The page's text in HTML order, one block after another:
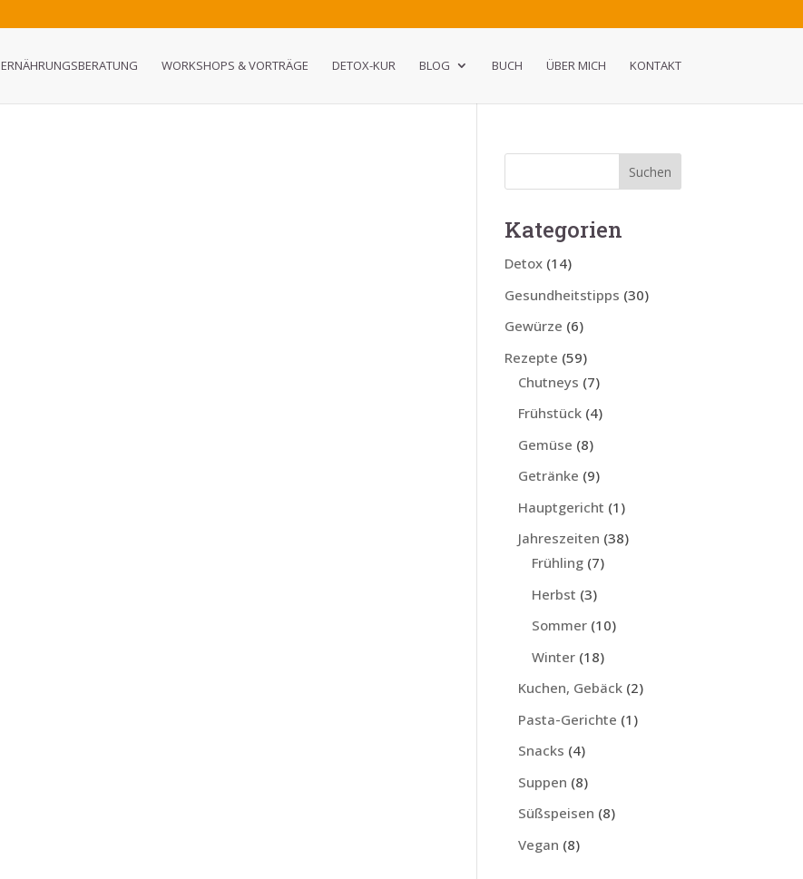
ERNÄHRUNGSBERATUNG WORKSHOPS & VORTRÄGE DETOX-KUR BLOG BUCH ÜBER MICH KONTAKT
Kategorien
Detox (14)
Gesundheitstipps (30)
Gewürze (6)
Rezepte (59)
Chutneys (7)
Frühstück (4)
Gemüse (8)
Getränke (9)
Hauptgericht (1)
Jahreszeiten (38)
Frühling (7)
Herbst (3)
Sommer (10)
Winter (18)
Kuchen, Gebäck (2)
Pasta-Gerichte (1)
Snacks (4)
Suppen (8)
Süßspeisen (8)
Vegan (8)